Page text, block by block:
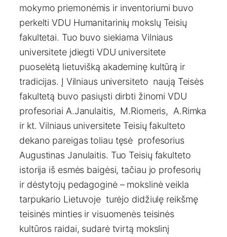
mokymo priemonėmis ir inventoriumi buvo
perkelti VDU Humanitarinių mokslų Teisių
fakultetai. Tuo buvo siekiama Vilniaus
universitete įdiegti VDU universitete
puoselėtą lietuvišką akademinę kultūrą ir
tradicijas. Į Vilniaus universiteto naują Teisės
fakultetą buvo pasiųsti dirbti žinomi VDU
profesoriai A.Janulaitis, M.Riomeris, A.Rimka
ir kt. Vilniaus universitete Teisių fakulteto
dekano pareigas toliau tęsė profesorius
Augustinas Janulaitis. Tuo Teisių fakulteto
istorija iš esmės baigėsi, tačiau jo profesorių
ir dėstytojų pedagoginė – mokslinė veikla
tarpukario Lietuvoje turėjo didžiulę reikšmę
teisinės minties ir visuomenės teisinės
kultūros raidai, sudarė tvirtą mokslinį